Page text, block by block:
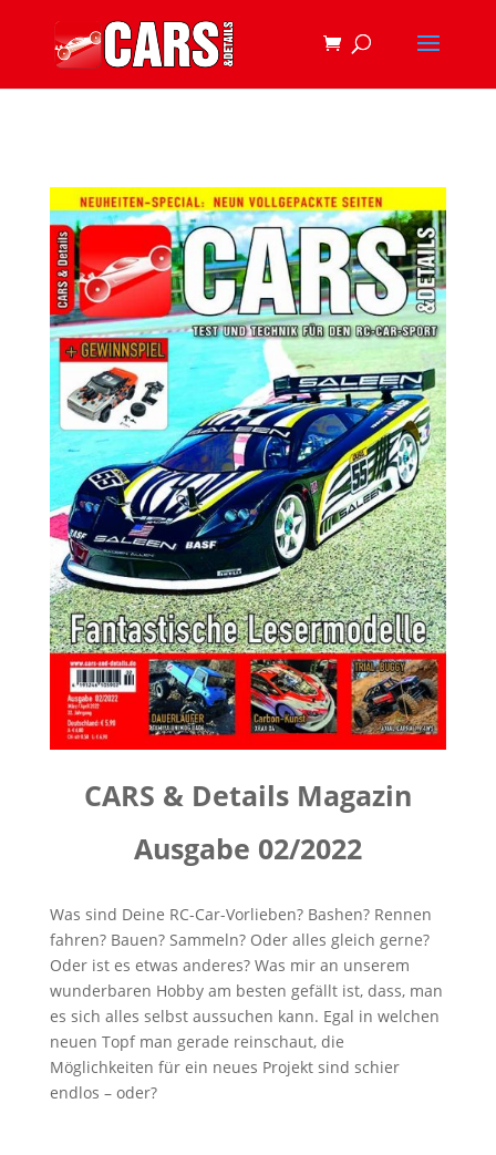
CARS & Details Magazin
Ausgabe 02/2022
Was sind Deine RC-Car-Vorlieben? Bashen? Rennen
fahren? Bauen? Sammeln? Oder alles gleich gerne?
Oder ist es etwas anderes? Was mir an unserem
wunderbaren Hobby am besten gefällt ist, dass, man
es sich alles selbst aussuchen kann. Egal in welchen
neuen Topf man gerade reinschaut, die
Möglichkeiten für ein neues Projekt sind schier
endlos – oder?